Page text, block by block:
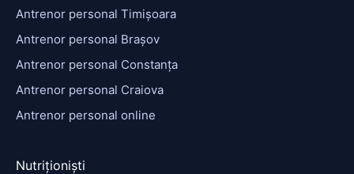
Antrenor personal Timișoara
Antrenor personal Brașov
Antrenor personal Constanța
Antrenor personal Craiova
Antrenor personal online
Nutriționiști